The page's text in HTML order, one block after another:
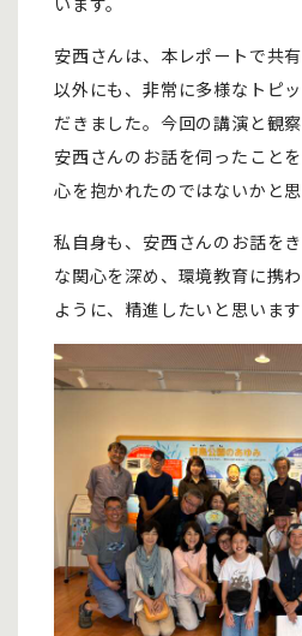
安西さんは、本レポートで共
以外にも、非常に多様なトピ
だきました。今回の講演と観
安西さんのお話を伺ったこと
心を抱かれたのではないかと思
私自身も、安西さんのお話を
な関心を深め、環境教育に携
ように、精進したいと思います